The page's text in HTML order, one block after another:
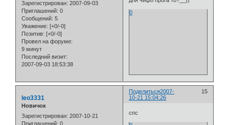
Зарегистрирован: 2007-09-03
Приглашений: 0
Сообщений: 5
Уважение: [+0/-0]
Позитив: [+0/-0]
Провел на форуме:
9 минут
Последний визит:
2007-09-03 18:53:38
0
Поделиться 15
2007-
10-21 15:04:26
leo3331
Новичок
Зарегистрирован: 2007-10-21
Приглашений: 0
спс